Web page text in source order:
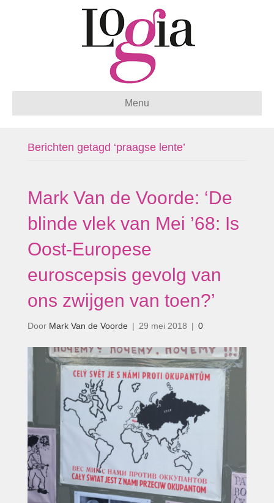
Menu
Berichten getagd ‘praagse lente’
Mark Van de Voorde: ‘De
blinde vlek van Mei ’68: Is
Oost-Europese
euroscepsis gevolg van
ons zwijgen van toen?’
Door Mark Van de Voorde | 29 mei 2018 | 0